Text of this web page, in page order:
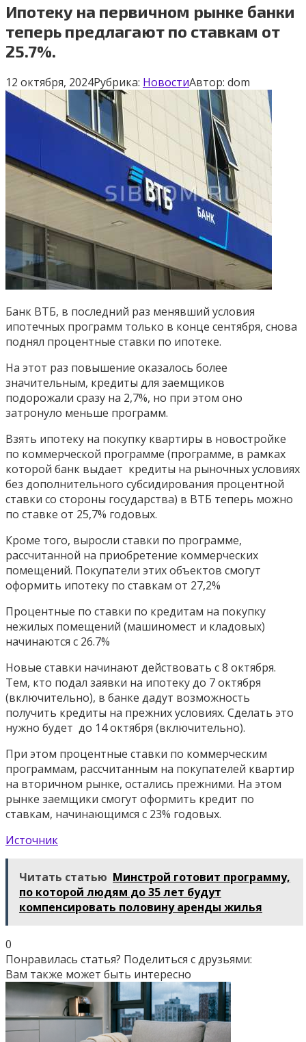
Ипотеку на первичном рынке банки
теперь предлагают по ставкам от
25.7%.
12 октября, 2024Рубрика: НовостиАвтор: dom
Банк ВТБ, в последний раз менявший условия
ипотечных программ только в конце сентября, снова
поднял процентные ставки по ипотеке.
На этот раз повышение оказалось более
значительным, кредиты для заемщиков
подорожали сразу на 2,7%, но при этом оно
затронуло меньше программ.
Взять ипотеку на покупку квартиры в новостройке
по коммерческой программе (программе, в рамках
которой банк выдает кредиты на рыночных условиях
без дополнительного субсидирования процентной
ставки со стороны государства) в ВТБ теперь можно
по ставке от 25,7% годовых.
Кроме того, выросли ставки по программе,
рассчитанной на приобретение коммерческих
помещений. Покупатели этих объектов смогут
оформить ипотеку по ставкам от 27,2%
Процентные по ставки по кредитам на покупку
нежилых помещений (машиномест и кладовых)
начинаются с 26.7%
Новые ставки начинают действовать с 8 октября.
Тем, кто подал заявки на ипотеку до 7 октября
(включительно), в банке дадут возможность
получить кредиты на прежних условиях. Сделать это
нужно будет до 14 октября (включительно).
При этом процентные ставки по коммерческим
программам, рассчитанным на покупателей квартир
на вторичном рынке, остались прежними. На этом
рынке заемщики смогут оформить кредит по
ставкам, начинающимся с 23% годовых.
Источник
Читать статью Минстрой готовит программу,
по которой людям до 35 лет будут
компенсировать половину аренды жилья
0
Понравилась статья? Поделиться с друзьями:
Вам также может быть интересно